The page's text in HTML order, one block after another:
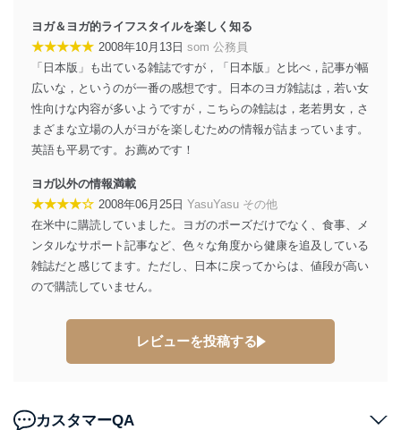
ヨガ＆ヨガ的ライフスタイルを楽しく知る
★★★★★ 2008年10月13日 som 公務員
「日本版」も出ている雑誌ですが，「日本版」と比べ，記事が幅
広いな，というのが一番の感想です。日本のヨガ雑誌は，若い女
性向けな内容が多いようですが，こちらの雑誌は，老若男女，さ
まざまな立場の人がヨがを楽しむための情報が詰まっています。
英語も平易です。お薦めです！
ヨガ以外の情報満載
★★★★☆ 2008年06月25日 YasuYasu その他
在米中に購読していました。ヨガのポーズだけでなく、食事、メ
ンタルなサポート記事など、色々な角度から健康を追及している
雑誌だと感じてます。ただし、日本に戻ってからは、値段が高い
ので購読していません。
レビューを投稿する
カスタマーQA